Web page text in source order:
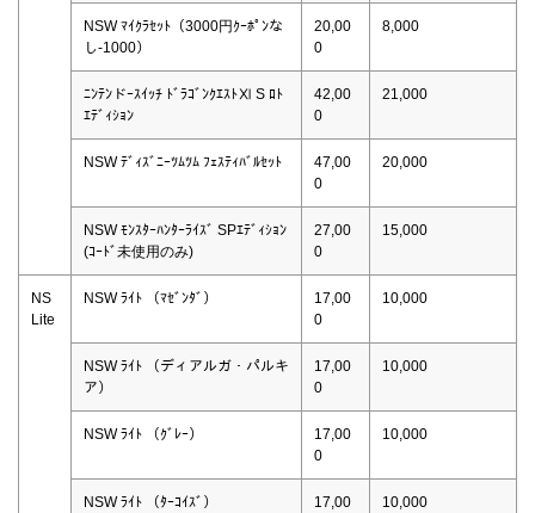
NSW ﾏｲｸﾗｾｯﾄ（3000円ｸｰﾎﾟﾝな
し-1000）
20,00
0
8,000
ﾆﾝﾃﾝドｰｽｲｯﾁ ﾄﾞﾗｺﾞﾝｸｴｽﾄⅪ S ﾛﾄ
ｴﾃﾞｨｼｮﾝ
42,00
0
21,000
NSW ﾃﾞｨｽﾞﾆｰﾂﾑﾂﾑ ﾌｪｽﾃｨﾊﾞﾙｾｯﾄ
47,00
0
20,000
NSW ﾓﾝｽﾀｰﾊﾝﾀｰﾗｲｽﾞ SPｴﾃﾞｨｼｮﾝ
(ｺｰﾄﾞ未使用のみ)
27,00
0
15,000
NS
Lite
NSW ﾗｲﾄ （ﾏｾﾞﾝﾀﾞ）
17,00
0
10,000
NSW ﾗｲﾄ （ディアルガ・パルキ
ア）
17,00
0
10,000
NSW ﾗｲﾄ （ｸﾞﾚｰ）
17,00
0
10,000
NSW ﾗｲﾄ （ﾀｰｺｲｽﾞ）
17,00
10,000